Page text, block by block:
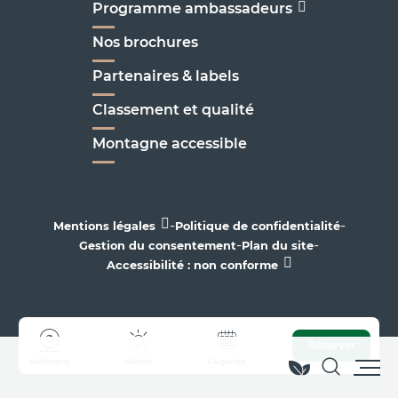
Programme ambassadeurs
Nos brochures
Partenaires & labels
Classement et qualité
Montagne accessible
Mentions légales -Politique de confidentialité-
Gestion du consentement-Plan du site-
Accessibilité : non conforme